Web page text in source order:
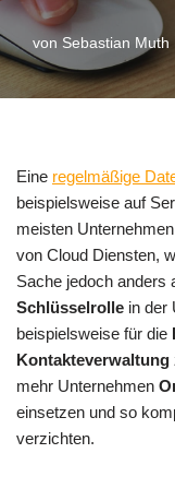
von Sebastian Muth
Eine regelmäßige
beispielsweise auf
meisten
von Cloud Diensten,
Sache jedoch anders
Schlüsselrolle in der
beispielsweise für die
Kontakteverwaltung
mehr Unternehmen
einsetzen und so
verzichten.